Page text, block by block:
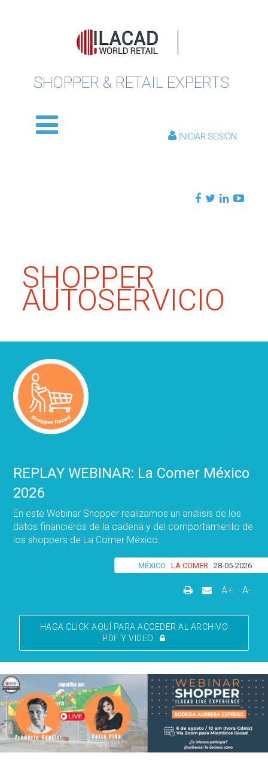
SHOPPER & RETAIL EXPERTS
INICIAR SESIÓN
SHOPPER
AUTOSERVICIO
REPLAY WEBINAR: La Comer México
2026
En este Webinar Shopper realizamos un análisis de los
datos financieros de la cadena y del comportamiento de
los shoppers de La Comer México.
MÉXICO LA COMER 28-05-2026
A+ A-
HAGA CLICK AQUÍ PARA ACCEDER AL ARCHIVO
PDF Y VIDEO